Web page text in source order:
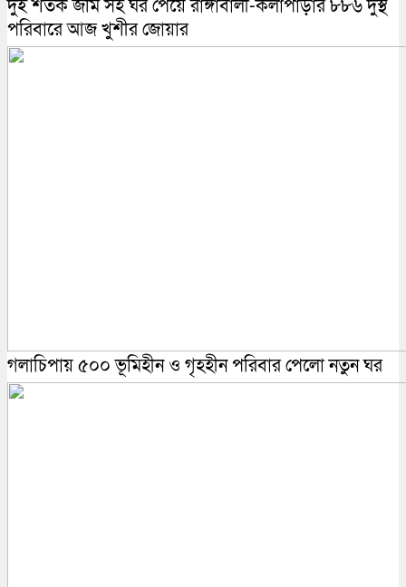
দুই শতক জমি সহ ঘর পেয়ে রাঙ্গাবালী-কলাপাড়ার ৮৮৬ দুস্থ
পরিবারে আজ খুশীর জোয়ার
গলাচিপায় ৫০০ ভূমিহীন ও গৃহহীন পরিবার পেলো নতুন ঘর